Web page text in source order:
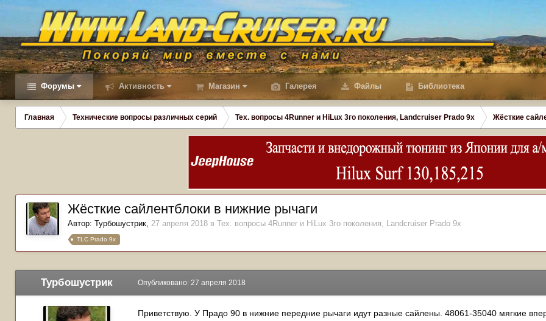
Форумы Активность Магазин Галерея Файлы Библиотека
Главная Технические вопросы различных серий Тех. вопросы 4Runner и HiLux 3го поколения, Landсruiser Prado 9x Жёсткие
Жёсткие сайлентблоки в нижние рычаги
Автор: Турбошустрик, 27 апреля 2018 в Тех. вопросы 4Runner и HiLux 3го поколения, Landсruiser Prado 9x
TLC Prado 9x
Турбошустрик Опубликовано: 27 апреля 2018
Приветствую. У Прадо 90 в нижние передние рычаги идут разные сайлены. 48061-35040 мягкие